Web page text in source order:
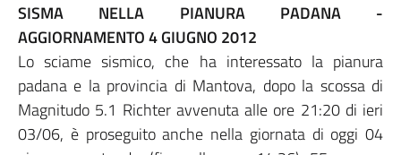
SISMA NELLA PIANURA PADANA -
AGGIORNAMENTO 4 GIUGNO 2012
Lo sciame sismico, che ha interessato la pianura
padana e la provincia di Mantova, dopo la scossa di
Magnitudo 5.1 Richter avvenuta alle ore 21:20 di ieri
03/06, è proseguito anche nella giornata di oggi 04